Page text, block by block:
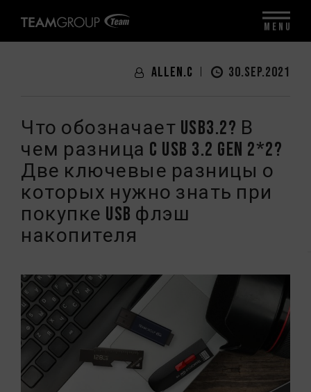
Allen.C 30.SEP.2021
Что обозначает USB3.2? В
чем разница c USB 3.2 Gen 2*2?
Две ключевые разницы о
которых нужно знать при
покупке USB флэш
накопителя
MENU